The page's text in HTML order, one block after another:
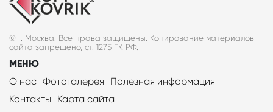
© г. Москва. Все права защищены. Копирование материалов
сайта запрещено, ст. 1275 ГК РФ.
МЕНЮ
О нас Фотогалерея
Полезная информация
Контакты
Карта сайта